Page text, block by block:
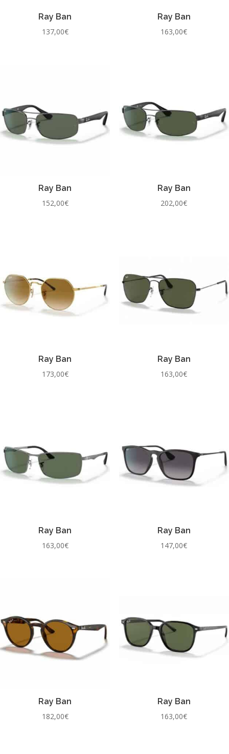
Ray Ban
137,00€
Ray Ban
163,00€
Ray Ban
152,00€
Ray Ban
202,00€
Ray Ban
173,00€
Ray Ban
163,00€
Ray Ban
163,00€
Ray Ban
147,00€
Ray Ban
182,00€
Ray Ban
163,00€